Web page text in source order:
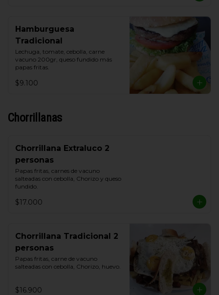
Hamburguesa
Tradicional
Lechuga, tomate, cebolla, carne
vacuno 200gr, queso fundido más
papas fritas.
$9.100
Chorrillanas
Chorrillana Extraluco 2
personas
Papas fritas, carnes de vacuno
salteadas con cebolla, Chorizo y queso
fundido.
$17.000
Chorrillana Tradicional 2
personas
Papas fritas, carne de vacuno
salteadas con cebolla, Chorizo, huevo.
$16.900